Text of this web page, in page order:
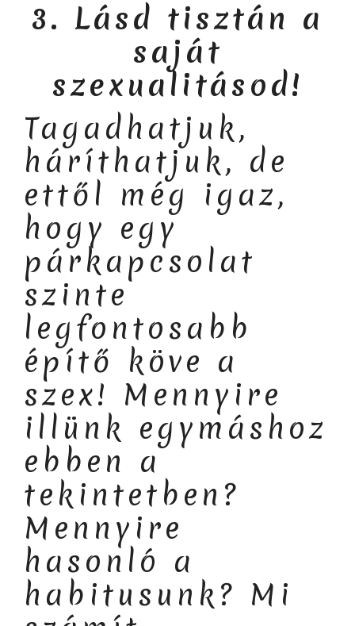
3. Lásd tisztán a
saját
szexualitásod!
Tagadhatjuk,
háríthatjuk, de
ettől még igaz,
hogy egy
párkapcsolat
szinte
legfontosabb
építő köve a
szex! Mennyire
illünk egymáshoz
ebben a
tekintetben?
Mennyire
hasonló a
habitusunk? Mi